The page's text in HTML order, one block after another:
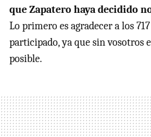
que Zapatero haya decidido
Lo primero es agradecer a los
participado, ya que sin vosotros
posible.